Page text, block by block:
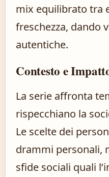
mix equilibrato tra
freschezza, dando
autentiche.
Contesto e
La serie affronta
rispecchiano la
Le scelte dei
drammi personali,
sfide sociali quali